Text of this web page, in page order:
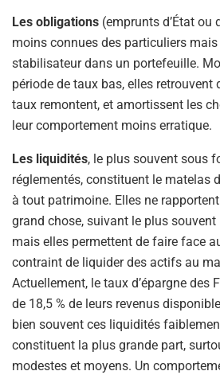
Les obligations (emprunts d’État ou
moins connues des particuliers
stabilisateur dans un portefeuille.
période de taux bas, elles retrouvent
taux remontent, et amortissent les
leur comportement moins erratique.
Les liquidités, le plus souvent sous
réglementés, constituent le matelas
à tout patrimoine. Elles ne
grand chose, suivant le plus souvent
mais elles permettent de faire face
contraint de liquider des actifs au
Actuellement, le taux d’épargne des
de 18,5 % de leurs revenus
bien souvent ces liquidités
constituent la plus grande part,
modestes et moyens. Un